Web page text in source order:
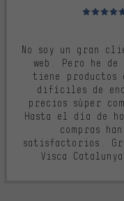
Valoración
No soy un gran
web. Pero he
tiene productos
difíciles de
precios súper
Hasta el día de
compras
satisfactorios.
Visca